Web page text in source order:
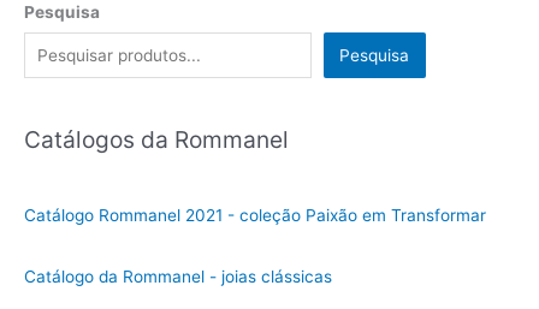
Pesquisa
Pesquisa
Catálogos da Rommanel
Catálogo Rommanel 2021 - coleção Paixão em Transformar
Catálogo da Rommanel - joias clássicas